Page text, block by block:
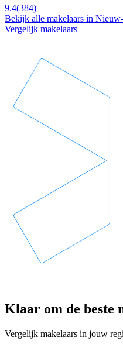
9.4(384)
Bekijk alle makelaars in
Vergelijk makelaars
Klaar om de beste
Vergelijk makelaars in jouw